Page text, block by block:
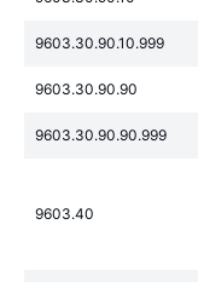
9603.30.90.10.999
9603.30.90.90
9603.30.90.90.999
9603.40